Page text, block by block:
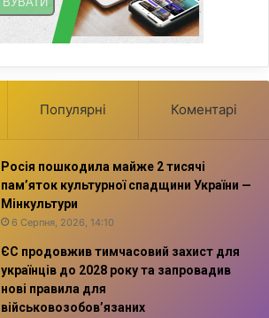
Популярні Коментарі
Росія пошкодила майже 2 тисячі
пам’яток культурної спадщини України —
Мінкультури
6 Серпня, 2026, 14:10
ЄС продовжив тимчасовий захист для
українців до 2028 року та запровадив
нові правила для
військовозобов’язаних